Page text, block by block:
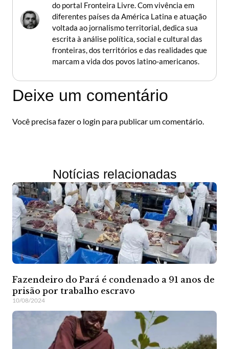
do portal Fronteira Livre. Com vivência em
diferentes países da América Latina e atuação
voltada ao jornalismo territorial, dedica sua
escrita à análise política, social e cultural das
fronteiras, dos territórios e das realidades que
marcam a vida dos povos latino-americanos.
Deixe um comentário
Você precisa fazer o login para publicar um comentário.
Notícias relacionadas
Fazendeiro do Pará é condenado a 91 anos de
prisão por trabalho escravo
10/08/2024